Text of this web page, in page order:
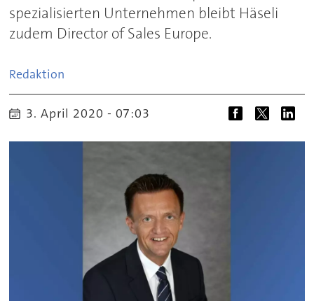
spezialisierten Unternehmen bleibt Häseli
zudem Director of Sales Europe.
Redaktion
3. April 2020 - 07:03